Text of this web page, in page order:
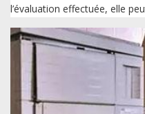
l’évaluation effectuée, elle